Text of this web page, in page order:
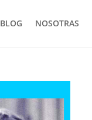
BLOG NOSOTRAS